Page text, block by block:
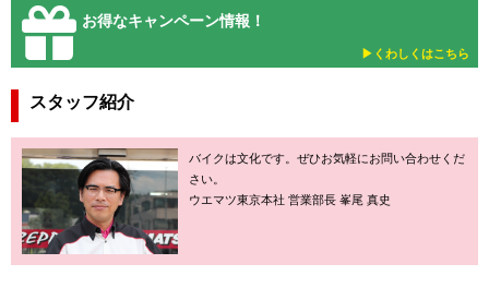
お得なキャンペーン情報！
▶︎くわしくはこちら
スタッフ紹介
バイクは文化です。ぜひお気軽にお問い合わせくだ
さい。
ウエマツ東京本社 営業部長 峯尾 真史